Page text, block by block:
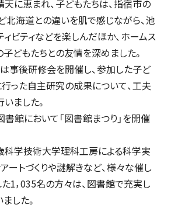
に恵まれ、子どもたちは、指宿市の
北海道との違いを肌で感じながら、池
ビティなどを楽しんだほか、ホームス
どもたちとの友情を深めました。
事後研修会を開催し、参加した子ど
った自主研究の成果について、工夫
ました。
館において「図書館まつり」を開催
科学技術大学理科工房による科学実
ートづくりや謎解きなど、様々な催し
1，035名の方々は、図書館で充実し
した。